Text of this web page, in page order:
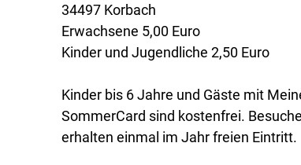
34497 Korbach
Erwachsene 5,00 Euro
Kinder und Jugendliche 2,50 Euro
Kinder bis 6 Jahre und Gäste mit
SommerCard sind kostenfrei.
erhalten einmal im Jahr freien Eintritt.